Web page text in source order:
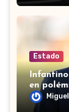
Estado
en
privada